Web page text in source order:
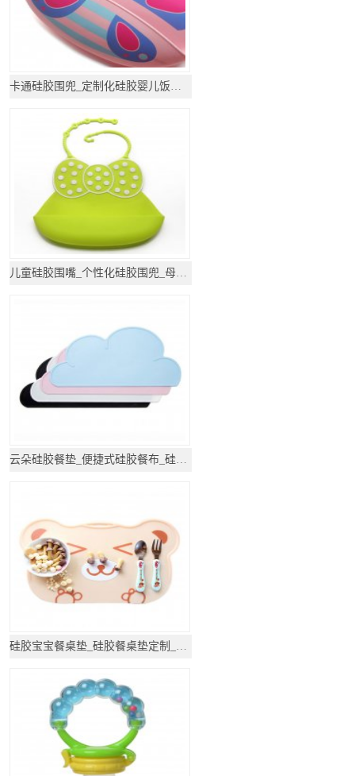
卡通硅胶围兜_定制化硅胶婴儿饭兜_母婴用品
儿童硅胶围嘴_个性化硅胶围兜_母婴用品
云朵硅胶餐垫_便捷式硅胶餐布_硅胶厨具
硅胶宝宝餐桌垫_硅胶餐桌垫定制_硅胶厨具